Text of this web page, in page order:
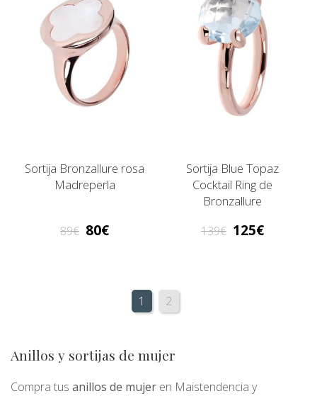
Sortija Bronzallure rosa
Madreperla
89 80
Sortija Blue Topaz
Cocktail Ring de
Bronzallure
139 125
1 2
Anillos y sortijas de mujer
Compra tus anillos de mujer en Maistendencia y